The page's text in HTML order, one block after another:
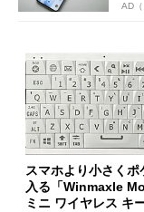
AD（
スマホより小さくポ
入る「Winmaxle
ミニ ワイヤレス キ